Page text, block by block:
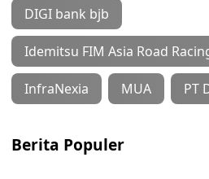
DIGI bank bjb
Idemitsu FIM Asia Road
InfraNexia MUA PT
Berita Populer